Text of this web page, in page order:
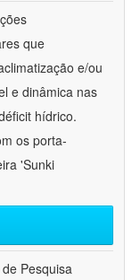
que
e/ou
e dinâmica nas
hídrico.
os porta-
'Sunki
Pesquisa